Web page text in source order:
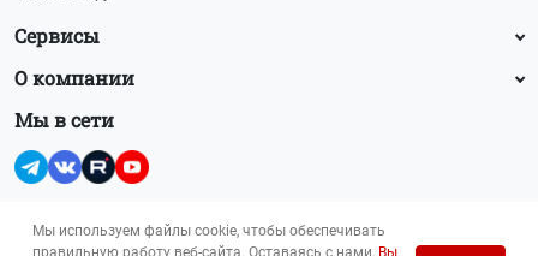
Сервисы
О компании
Мы в сети
Мы используем файлы cookie, чтобы обеспечивать
правильную работу веб-сайта. Оставаясь с нами, Вы